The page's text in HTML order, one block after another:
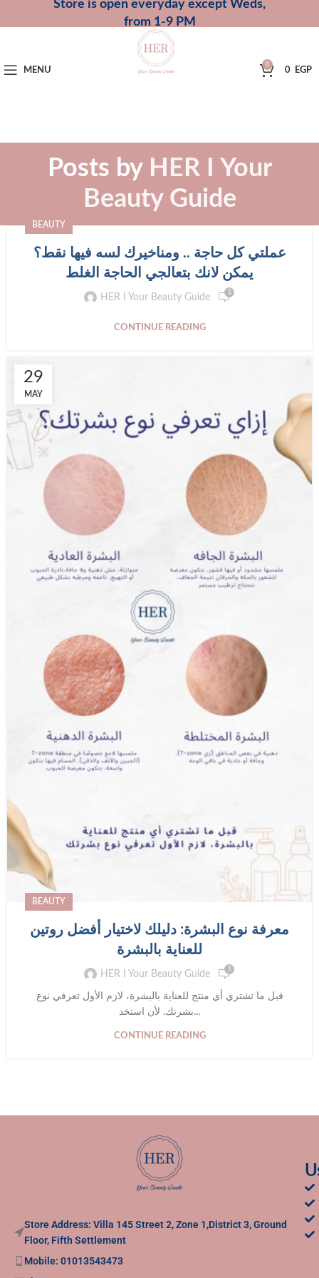
Store is open everyday except Weds,
from 1-9 PM
MENU
0
0 EGP
Posts by HER I Your
Beauty Guide
BEAUTY
عملتي كل حاجة .. ومناخيرك لسه فيها نقط؟
يمكن لانك بتعالجي الحاجة الغلط
HER I Your Beauty Guide 1
CONTINUE READING
29
MAY
BEAUTY
معرفة نوع البشرة: دليلك لاختيار أفضل روتين
للعناية بالبشرة
HER I Your Beauty Guide 1
قبل ما تشتري أي منتج للعناية بالبشرة، لازم الأول تعرفي نوع
بشرتك. لأن استخد...
CONTINUE READING
Store Address: Villa 145 Street 2, Zone 1,District 3, Ground
Floor, Fifth Settlement
Mobile: 01013543473